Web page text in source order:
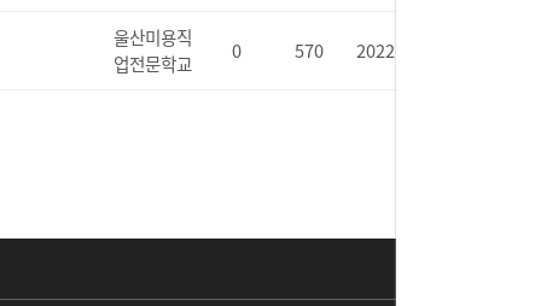
울산미용직
업전문학교
0 570 2022.02.15